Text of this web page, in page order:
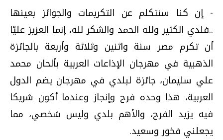
- إن كنا سنتكلم عن التكريمات والجوائز بعينها
..فلدي الكثير ولله الحمد والشكر لله، إنما العزيز عليّا
أن تكرم مصر سنة واثنين وثلاثة وأربعة بالجائزة
الذهبية في مهرجان الإذاعات العربية بألحان محمد
علي سليمان، جائزة لبلدي في مهرجان يضم الدول
العربية، هذا وحده فرح وإنجاز وعندما أكون شريكا
فيه يزيد الفرح، والأهم بلدي وليس شخصي، مما
يجعلني فخور وسعيد.